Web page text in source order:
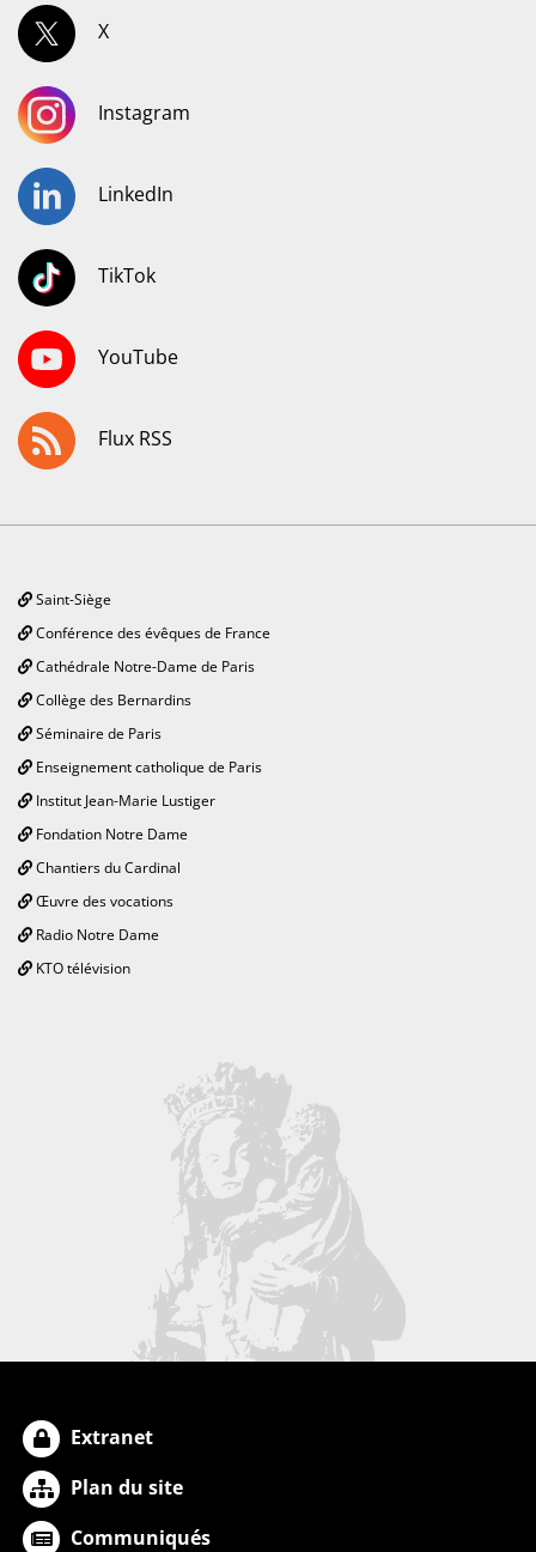
X
Instagram
LinkedIn
TikTok
YouTube
Flux RSS
Saint-Siège
Conférence des évêques de France
Cathédrale Notre-Dame de Paris
Collège des Bernardins
Séminaire de Paris
Enseignement catholique de Paris
Institut Jean-Marie Lustiger
Fondation Notre Dame
Chantiers du Cardinal
Œuvre des vocations
Radio Notre Dame
KTO télévision
Extranet
Plan du site
Communiqués